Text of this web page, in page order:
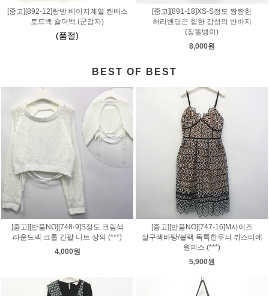
[중고][892-12]랑방 베이지계열 캔버스
토드백 숄더백 (군감자)
(품절)
[중고][891-18]XS-S정도 짱짱한
허리밴딩끈 힙한 감성의 반바지
(장똘뱅이)
8,000원
BEST OF BEST
[중고][반품NO][748-9]S정도 크림색
라운드넥 크롭 긴팔 니트 상의 (***)
4,000원
[중고][반품NO][747-16]M사이즈
살구색바탕/블랙 독특한무늬 뷔스티에
원피스 (***)
5,900원